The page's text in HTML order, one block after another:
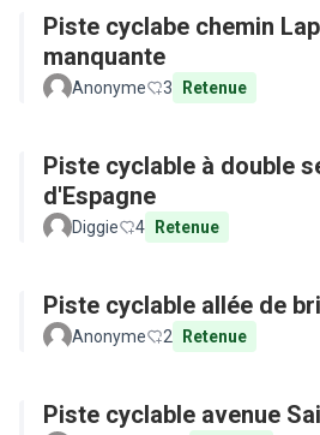
Piste cyclabe chemin
manquante
Anonyme 3 Retenue
Piste cyclable à double
d'Espagne
Diggie 4 Retenue
Piste cyclable allée de
Anonyme 2 Retenue
Piste cyclable avenue